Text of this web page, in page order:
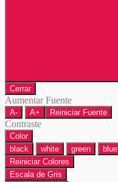
Cerrar
Aumentar Fuente
A- A+ Reiniciar Fuente
Contraste
Color
black
white green blue
Reiniciar Colores
Escala de Gris